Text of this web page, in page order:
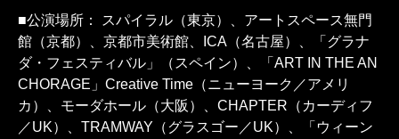
■公演場所： スパイラル（東京）、アートスペース無門
館（京都）、京都市美術館、ICA（名古屋）、「グラナ
ダ・フェスティバル」（スペイン）、「ART IN THE AN
CHORAGE」Creative Time（ニューヨーク／アメリ
カ）、モーダホール（大阪）、CHAPTER（カーディフ
／UK）、TRAMWAY（グラスゴー／UK）、「ウィーン